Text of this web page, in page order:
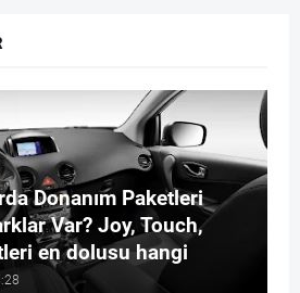
Donanım Paketleri
Var? Joy, Touch,
en dolusu hangi